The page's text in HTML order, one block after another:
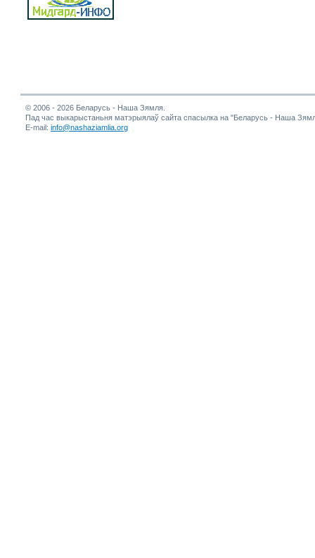
© 2006 - 2026 Беларусь - Наша Зямля.
Пад час выкарыстаньня матэрыялаў сайта спасылка на "Беларусь - Наша
E-mail: info@nashaziamlia.org